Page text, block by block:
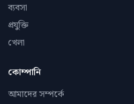
ব্যবসা
প্রযুক্তি
খেলা
কোম্পানি
আমাদের সম্পর্কে